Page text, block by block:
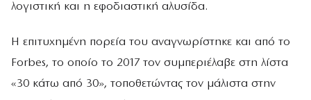
λογιστική και η εφοδιαστική αλυσίδα.
Η επιτυχημένη πορεία του αναγνωρίστηκε και από το
Forbes, το οποίο το 2017 τον συμπεριέλαβε στη λίστα
«30 κάτω από 30», τοποθετώντας τον μάλιστα στην